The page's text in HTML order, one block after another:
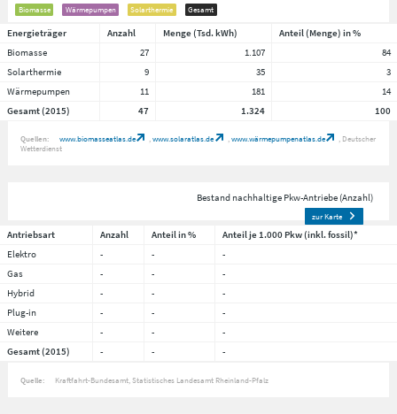
Biomasse Wärmepumpen Solarthermie Gesamt
Energieträger Anzahl Menge (Tsd. kWh)
Anteil (Menge) in %
Biomasse
27 1.107
84
Solarthermie
9 35
3
Wärmepumpen
11 181
14
Gesamt (2015)
47 1.324 100
Quellen: www.biomasseatlas.de www.solaratlas.de www.wärmepumpenatlas.de
Deutscher
Wetterdienst
Bestand nachhaltige Pkw-Antriebe (Anzahl)
zur Karte
Antriebsart Anzahl Anteil in %
Anteil je 1.000 Pkw (inkl. fossil)*
Elektro
- -
-
Gas
- -
-
Hybrid
- -
-
Plug-in
- -
-
Weitere
- -
-
Gesamt (2015)
- - -
Quelle: Kraftfahrt-Bundesamt, Statistisches Landesamt Rheinland-Pfalz